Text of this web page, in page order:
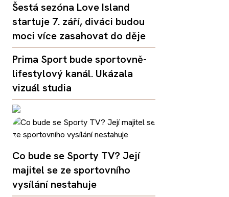
Šestá sezóna Love Island
startuje 7. září, diváci budou
moci více zasahovat do děje
Prima Sport bude sportovně-
lifestylový kanál. Ukázala
vizuál studia
Co bude se Sporty TV? Její
majitel se ze sportovního
vysílání nestahuje